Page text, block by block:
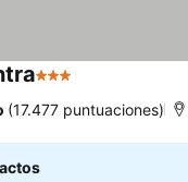
3 Estrellas
(17.477 puntuaciones)